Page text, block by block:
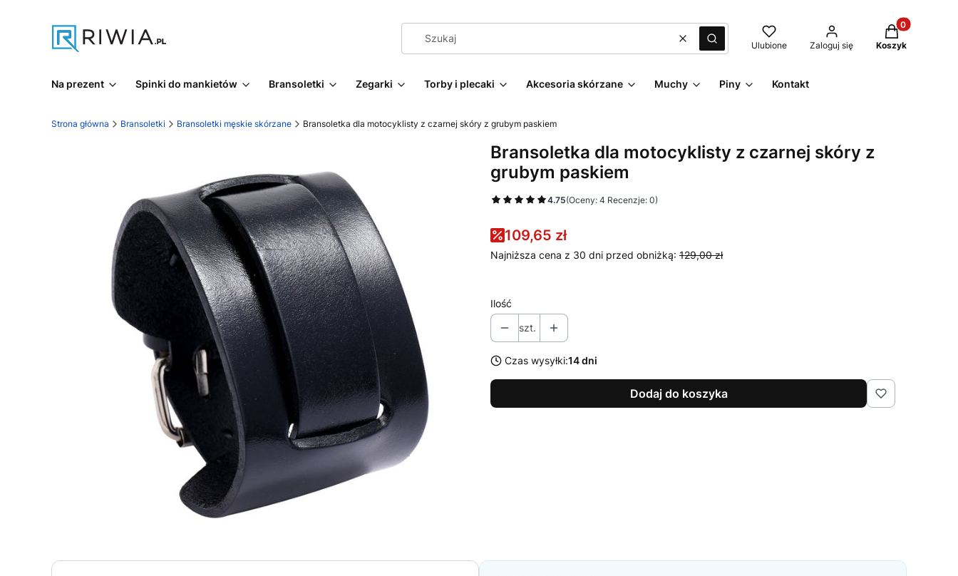
WyczyśćSzukaj Ulubione Zaloguj się
Produkty w
Koszyk
Na prezent Spinki do mankietów Bransoletki Zegarki Torby i plecaki Akcesoria skórzane Muchy Piny Kontakt
Strona główna Bransoletki Bransoletki męskie skórzane Bransoletka dla motocyklisty z czarnej skóry z grubym paskiem
Bransoletka dla motocyklisty z czarnej skóry z
grubym paskiem
4.75(Oceny: 4 Recenzje: 0)
109,65 zł
Najniższa cena z 30 dni przed obniżką: 129,00 zł
Ilość
szt.
Czas wysyłki:14 dni
Dodaj do koszyka